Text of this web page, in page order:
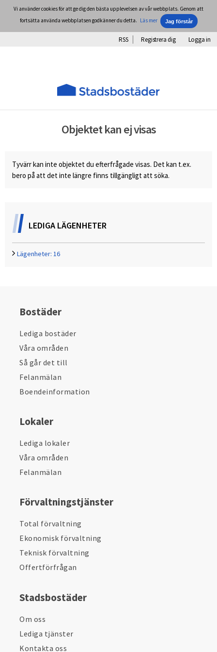
Vi använder cookies för att ge dig den bästa upplevelsen av vår webbplats. Genom att
fortsätta använda webbplatsen godkänner du detta. Läs mer
Logga in
Registrera dig
RSS
Objektet kan ej visas
Tyvärr kan inte objektet du efterfrågade visas. Det kan t.ex.
bero på att det inte längre finns tillgängligt att söka.
LEDIGA LÄGENHETER
Lägenheter: 16
Bostäder
Lediga bostäder
Våra områden
Så går det till
Felanmälan
Boendeinformation
Lokaler
Lediga lokaler
Våra områden
Felanmälan
Förvaltningstjänster
Total förvaltning
Ekonomisk förvaltning
Teknisk förvaltning
Offertförfrågan
Stadsbostäder
Om oss
Lediga tjänster
Kontakta oss